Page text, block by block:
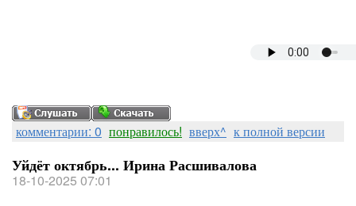
комментарии: 0 понравилось! вверх^ к полной версии
Уйдёт октябрь... Ирина Расшивалова
18-10-2025 07:01